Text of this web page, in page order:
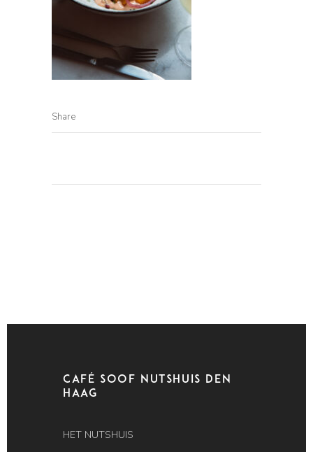
Share
Café Soof Nutshuis Den
Haag
HET NUTSHUIS